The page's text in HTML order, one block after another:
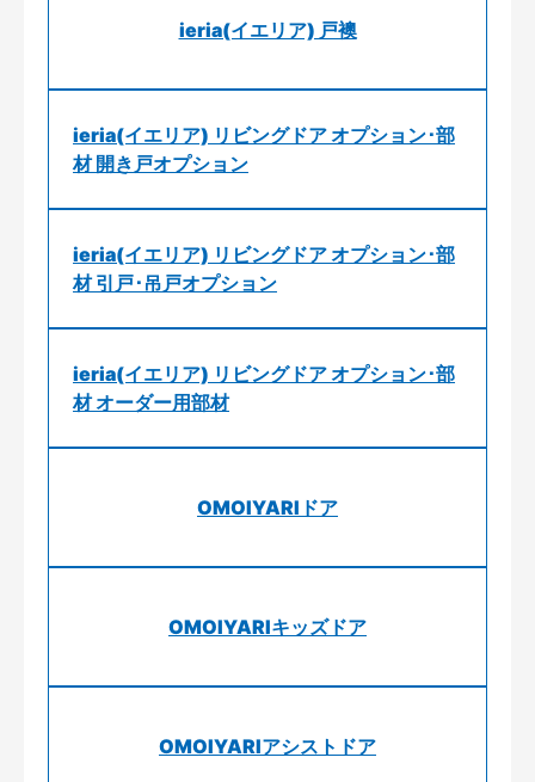
ieria(イエリア) 戸襖
ieria(イエリア) リビングドア オプション･部
材 開き戸オプション
ieria(イエリア) リビングドア オプション･部
材 引戸･吊戸オプション
ieria(イエリア) リビングドア オプション･部
材 オーダー用部材
OMOIYARIドア
OMOIYARIキッズドア
OMOIYARIアシストドア